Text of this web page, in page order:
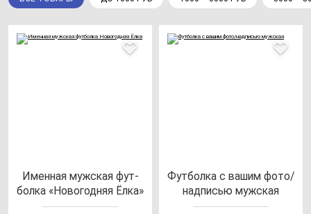
Имен­ная муж­ская фут­
бол­ка «Ново­год­няя Ёлка»
Фут­бол­ка с ва­шим фо­то/
над­писью муж­ская